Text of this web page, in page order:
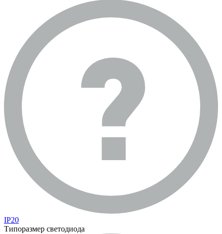
IP20
Типоразмер светодиода